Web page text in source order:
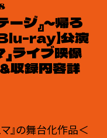
ージ』～帰ろ
ray】公演
ライブ映像
収録内容詳
』の舞台化作品＜